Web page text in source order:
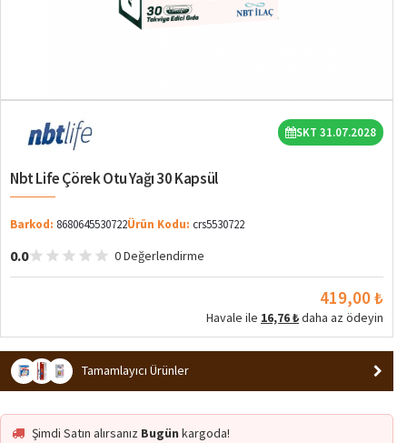
SKT 31.07.2028
Nbt Life Çörek Otu Yağı 30 Kapsül
Barkod: 8680645530722Ürün Kodu: crs5530722
0.0 0 Değerlendirme
419,00 ₺
Havale ile 16,76 ₺daha az ödeyin
Tamamlayıcı Ürünler
Şimdi Satın alırsanız Bugün kargoda!